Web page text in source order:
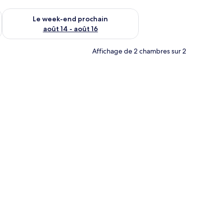
août 7 - août 9
Le week-end prochain
août 14 - août 16
Vérifier la disponibilité pour le week-end prochain août 14 -
Affichage de 2 chambres sur 2
de bain | Ensemble douche/baignoire, sèche-cheveux, serviettes fournies